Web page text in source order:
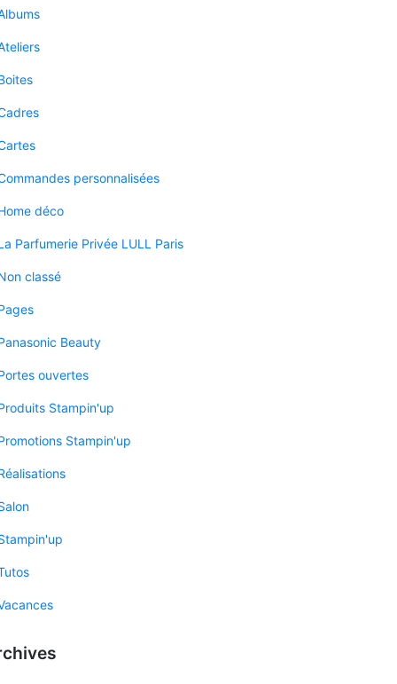
personnalisées
déco
Parfumerie Privée LULL Paris
classé
Beauty
ouvertes
Stampin'up
Stampin'up